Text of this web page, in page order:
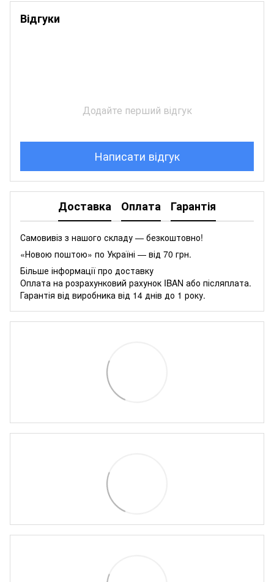
Відгуки
Додайте перший відгук
Написати відгук
Доставка Оплата Гарантія
Самовивіз з нашого складу — безкоштовно!
«Новою поштою» по Україні — від 70 грн.
Більше інформації про доставку
Оплата на розрахунковий рахунок IBAN або післяплата.
Гарантія від виробника від 14 днів до 1 року.